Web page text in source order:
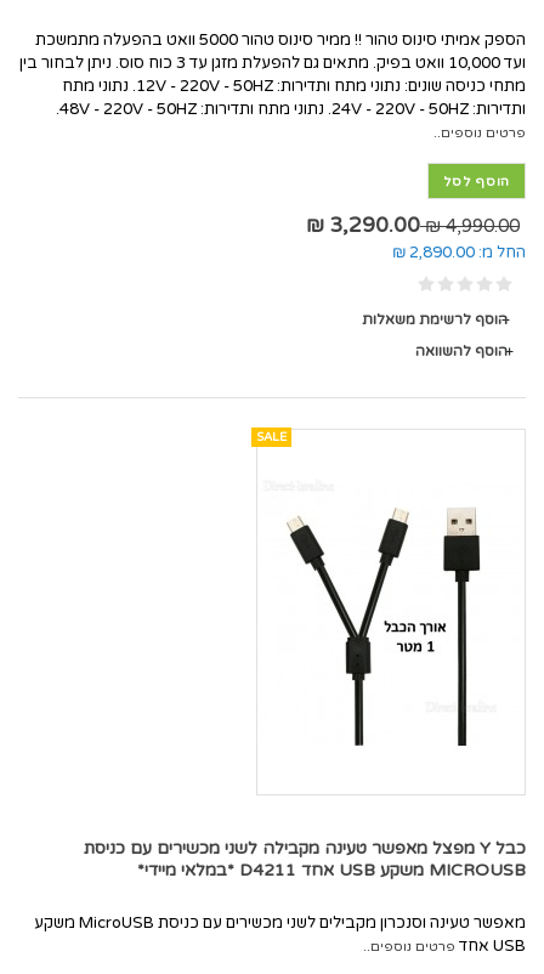
הספק אמיתי סינוס טהור !! ממיר סינוס טהור 5000 וואט בהפעלה מתמשכת
ועד 10,000 וואט בפיק. מתאים גם להפעלת מזגן עד 3 כוח סוס. ניתן לבחור בין
מתחי כניסה שונים: נתוני מתח ותדירות: 12V - 220V - 50HZ. נתוני מתח
ותדירות: 24V - 220V - 50HZ. נתוני מתח ותדירות: 48V - 220V - 50HZ.
פרטים נוספים..
הוסף לסל
4,990.00 ₪
3,290.00 ₪
החל מ: 2,890.00 ₪
הוסף לרשימת משאלות
הוסף להשוואה
SALE
כבל Y מפצל מאפשר טעינה מקבילה לשני מכשירים עם כניסת
MICROUSB משקע USB אחד D4211 *במלאי מיידי*
מאפשר טעינה וסנכרון מקבילים לשני מכשירים עם כניסת MicroUSB משקע
USB אחד
פרטים נוספים..